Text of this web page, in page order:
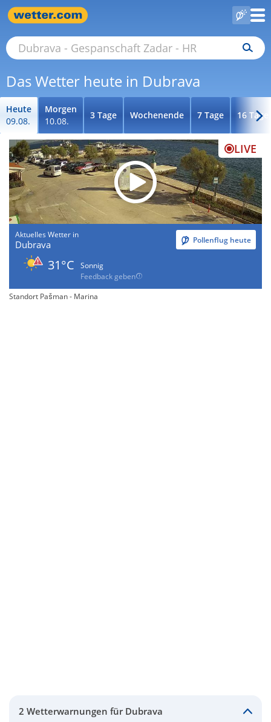
Das Wetter heute in Dubrava
Heute
09.08.
Morgen
10.08.
3 Tage Wochenende 7 Tage 16 Tage
LIVE
Aktuelles Wetter in
Dubrava Pollenflug heute
31°C
Sonnig
Feedback geben
Standort Pašman - Marina
2 Wetterwarnungen für Dubrava